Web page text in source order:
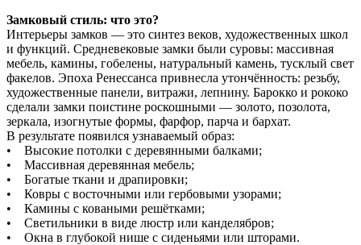
Замковый стиль: что это?
Интерьеры замков — это синтез веков, художественных школ
и функций. Средневековые замки были суровы: массивная
мебель, камины, гобелены, натуральный камень, тусклый свет
факелов. Эпоха Ренессанса привнесла утончённость: резьбу,
художественные панели, витражи, лепнину. Барокко и рококо
сделали замки поистине роскошными — золото, позолота,
зеркала, изогнутые формы, фарфор, парча и бархат.
В результате появился узнаваемый образ:
• Высокие потолки с деревянными балками;
• Массивная деревянная мебель;
• Богатые ткани и драпировки;
• Ковры с восточными или гербовыми узорами;
• Камины с коваными решётками;
• Светильники в виде люстр или канделябров;
• Окна в глубокой нише с сиденьями или шторами.